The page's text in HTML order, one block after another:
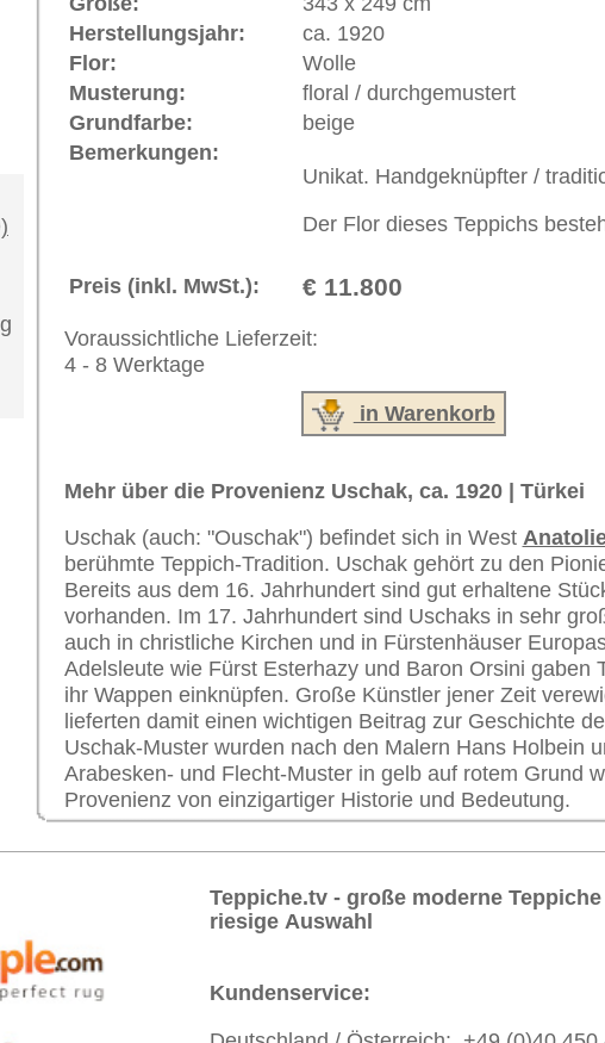
Teppiche.tv - große moderne Teppiche | neue und antike Orientteppiche -
riesige Auswahl
Kundenservice:
Deutschland / Österreich: +49 (0)40 450 4102
USA / Canada: +1 646-688-1335